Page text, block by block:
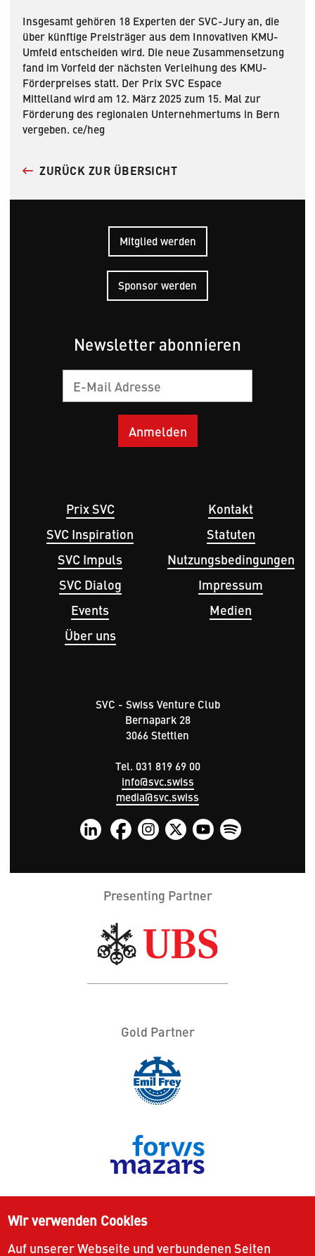
Insgesamt gehören 18 Experten der SVC-Jury an, die
über künftige Preisträger aus dem Innovativen KMU-
Umfeld entscheiden wird. Die neue Zusammensetzung
fand im Vorfeld der nächsten Verleihung des KMU-
Förderpreises statt. Der Prix SVC Espace
Mittelland wird am 12. März 2025 zum 15. Mal zur
Förderung des regionalen Unternehmertums in Bern
vergeben. ce/heg
ZURÜCK ZUR ÜBERSICHT
Mitglied werden
Sponsor werden
Newsletter abonnieren
Hauptnavigation
Prix SVC
SVC Inspiration
SVC Impuls
SVC Dialog
Events
Über uns
Fußbereichsmenü
Kontakt
Statuten
Nutzungsbedingungen
Impressum
Medien
SVC - Swiss Venture Club
Bernapark 28
3066 Stettlen
Tel. 031 819 69 00
info@svc.swiss
media@svc.swiss
Presenting Partner
Gold Partner
Wir verwenden Cookies
Auf unserer Webseite und verbundenen Seiten